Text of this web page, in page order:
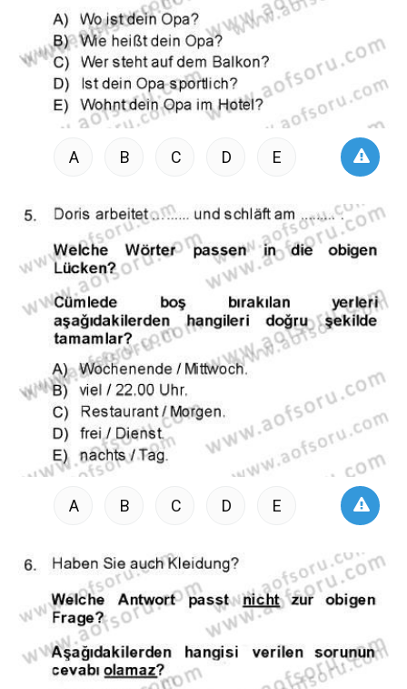
A B C D E
A B C D E